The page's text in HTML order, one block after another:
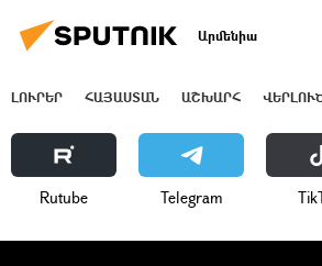
Արմենիա
ԼՈՒՐԵՐ ՀԱՅԱՍՏԱՆ ԱՇԽԱՐՀ
Rutube Telegram